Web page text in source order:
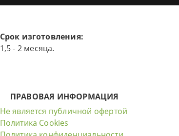
Срок изготовления:
1,5 - 2 месяца.
ПРАВОВАЯ ИНФОРМАЦИЯ
Не является публичной офертой
Политика Cookies